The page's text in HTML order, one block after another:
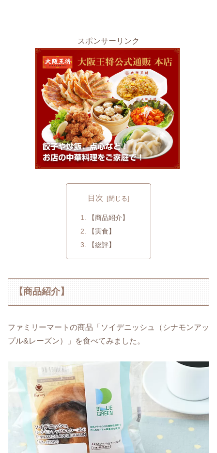
スポンサーリンク
目次
【商品紹介】
【実食】
【総評】
【商品紹介】
ファミリーマートの商品「ソイデニッシュ（シナモンアッ
プル&レーズン）」を食べてみました。